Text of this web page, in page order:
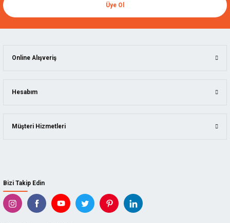
Aky 506052 Superflex Nitril Eldiven Sarı No:9
Üye Ol
Bizi Takip Edin
Online Alışveriş
Hesabım
Müşteri Hizmetleri